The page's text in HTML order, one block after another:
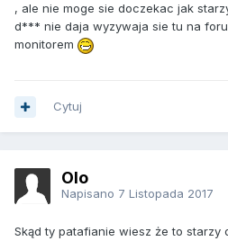
, ale nie moge sie doczekac jak
d*** nie daja wyzywaja sie tu na
monitorem
Cytuj
Olo
Napisano 7 Listopada 2017
Skąd ty patafianie wiesz że to starzy